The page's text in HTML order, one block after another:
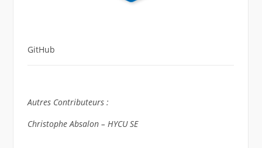
GitHub
Autres Contributeurs :
Christophe Absalon – HYCU SE